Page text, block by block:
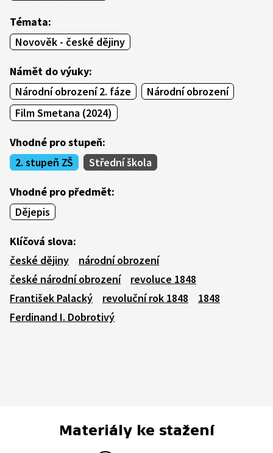
Témata:
Novověk - české dějiny
Námět do výuky:
Národní obrození 2. fáze
Národní obrození
Film Smetana (2024)
Vhodné pro stupeň:
2. stupeň ZŠ
Střední škola
Vhodné pro předmět:
Dějepis
Klíčová slova:
české dějiny
národní obrození
české národní obrození
revoluce 1848
František Palacký
revoluční rok 1848
1848
Ferdinand I. Dobrotivý
Materiály ke stažení